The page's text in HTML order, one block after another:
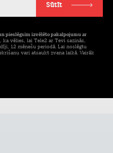
Sūtīt
pieslēgsim izvēlēto pakalpojumu ar
ka vēlies, lai Tele2 ar Tevi sazinās,
12 mēnešu periodā. Lai noslēgtu
vari atsaukt zvana laikā. Vairāk